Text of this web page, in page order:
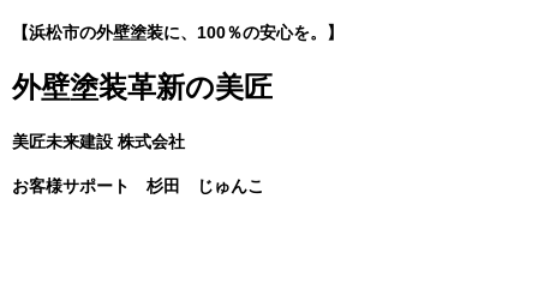
【浜松市の外壁塗装に、100％の安心を。】
外壁塗装革新の美匠
美匠未来建設 株式会社
お客様サポート 杉田 じゅんこ